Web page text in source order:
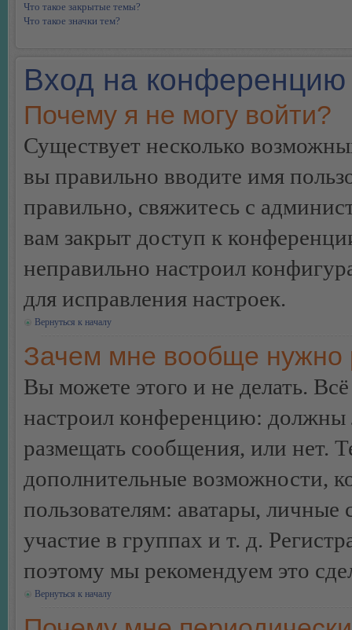
Что такое закрытые темы?
Что такое значки тем?
Вход на конференцию
Почему я не могу войти?
Существует несколько
вы правильно вводите имя
правильно, свяжитесь с
вам закрыт доступ к
неправильно настроил
для исправления настроек.
Вернуться к началу
Зачем мне вообще нужно
Вы можете этого и не делать.
настроил конференцию: должны
размещать сообщения, или нет.
дополнительные возможности,
пользователям: аватары,
участие в группах и т. д.
поэтому мы рекомендуем это
Вернуться к началу